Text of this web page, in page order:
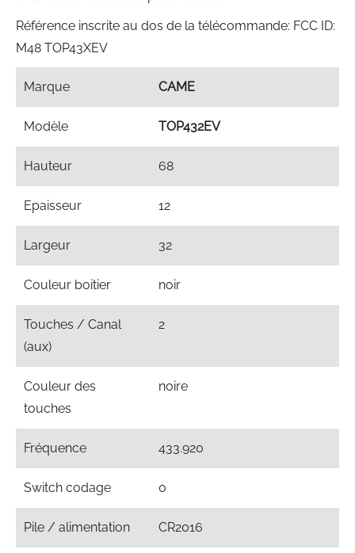
Référence inscrite au dos de la télécommande: FCC ID:
M48 TOP43XEV
Marque CAME
Modèle TOP432EV
Hauteur 68
Epaisseur 12
Largeur 32
Couleur boitier noir
Touches / Canal
(aux)
2
Couleur des
touches
noire
Fréquence 433.920
Switch codage 0
Pile / alimentation CR2016